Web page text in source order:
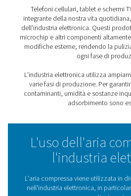
Soluzioni di
Telefoni cellulari, tablet e
integrante della nostra vita
dell'industria elettronica.
modifiche esterne,
ogni fase
L'industria elettronica
varie fasi di produzione.
contaminanti, umidità e